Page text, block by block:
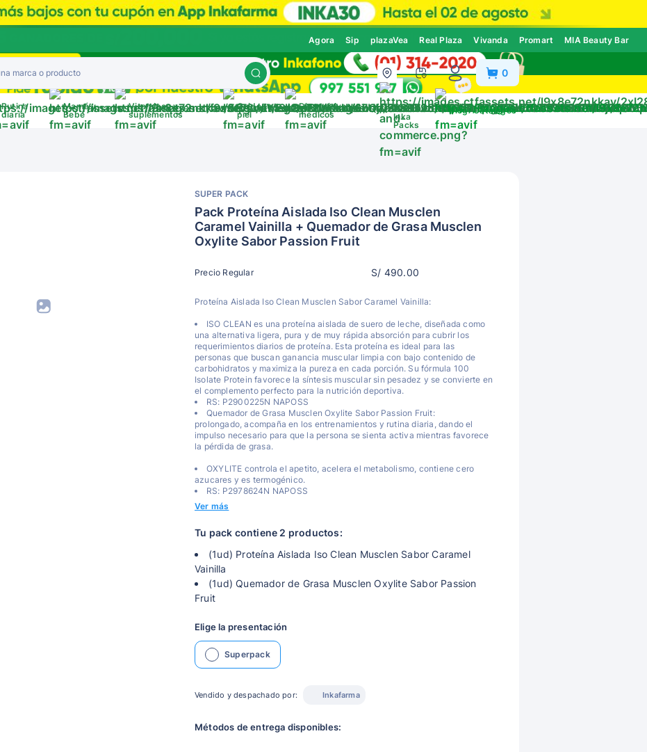
Agora Sip plazaVea Real Plaza Vivanda Promart MIA Beauty Bar
0
Rutina
diaria
Mamá y
Bebé
Vitaminas y
suplementos
Cuida tu
piel
Dispositivos
médicos
Inka
Packs
Blog Catálogos
SUPER PACK
Pack Proteína Aislada Iso Clean Musclen
Caramel Vainilla + Quemador de Grasa Musclen
Oxylite Sabor Passion Fruit
Precio Regular S/ 490.00
Proteína Aislada Iso Clean Musclen Sabor Caramel Vainilla:
ISO CLEAN es una proteína aislada de suero de leche, diseñada como
una alternativa ligera, pura y de muy rápida absorción para cubrir los
requerimientos diarios de proteína. Esta proteína es ideal para las
personas que buscan ganancia muscular limpia con bajo contenido de
carbohidratos y maximiza la pureza en cada porción. Su fórmula 100
Isolate Protein favorece la síntesis muscular sin pesadez y se convierte en
el complemento perfecto para la nutrición deportiva.
RS: P2900225N NAPOSS
Quemador de Grasa Musclen Oxylite Sabor Passion Fruit:
prolongado, acompaña en los entrenamientos y rutina diaria, dando el
impulso necesario para que la persona se sienta activa mientras favorece
la pérdida de grasa.
OXYLITE controla el apetito, acelera el metabolismo, contiene cero
azucares y es termogénico.
RS: P2978624N NAPOSS
Ver más
Tu pack contiene 2 productos:
(1ud) Proteína Aislada Iso Clean Musclen Sabor Caramel
Vainilla
(1ud) Quemador de Grasa Musclen Oxylite Sabor Passion
Fruit
Elige la presentación
Superpack
Vendido y despachado por: Inkafarma
Métodos de entrega disponibles: